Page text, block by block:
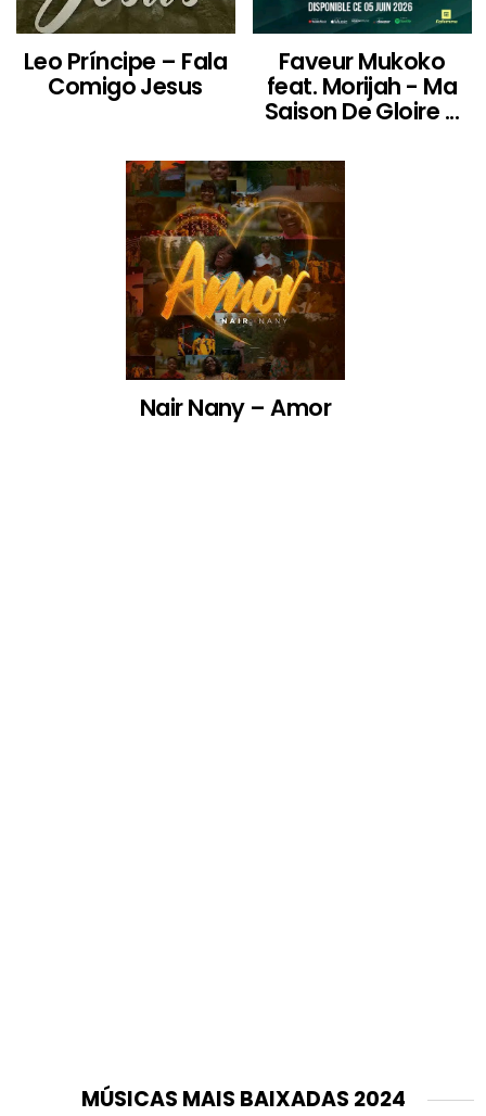
Leo Príncipe – Fala
Comigo Jesus
Faveur Mukoko
feat. Morijah - Ma
Saison De Gloire ...
Nair Nany – Amor
MÚSICAS MAIS BAIXADAS 2024